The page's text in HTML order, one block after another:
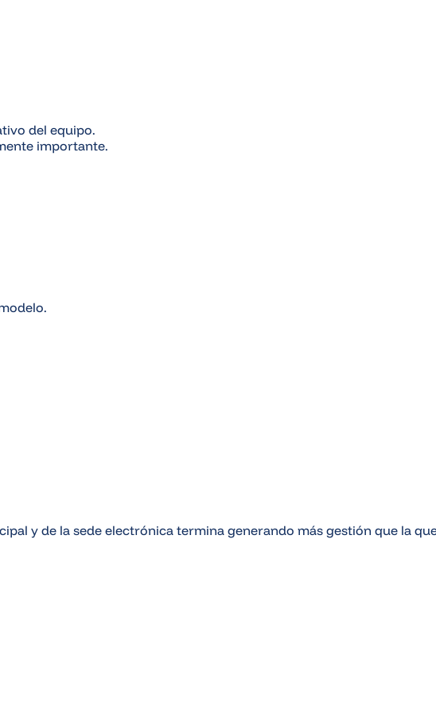
del equipo.
importante.
y de la sede electrónica termina generando más gestión que la